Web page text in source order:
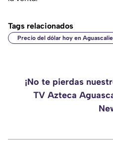
Tags relacionados
Precio del dólar hoy en
¡No te pierdas
TV Azteca